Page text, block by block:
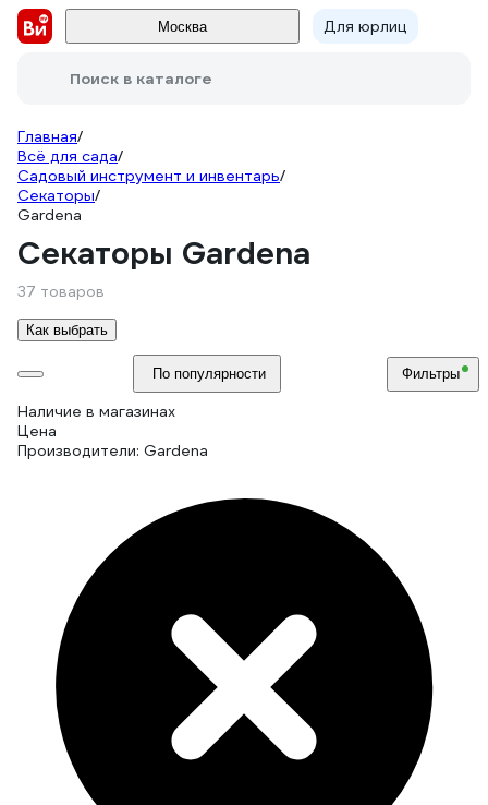
Москва Для юрлиц
Поиск в каталоге
Главная/
Всё для сада/
Садовый инструмент и инвентарь/
Секаторы/
Gardena
Секаторы Gardena
37 товаров
Как выбрать
По популярности Фильтры
Наличие в магазинах
Цена
Производители: Gardena